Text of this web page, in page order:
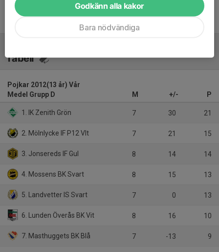
Inget referat skrivet
Tabell
Pojkar 2012(13 år) Vår
Medel Grupp D
M +/- P
1. IK Zenith Grön 7 30 21
2. Mölnlycke IF P12 VIt 7 21 15
3. Jonsereds IF Gul 8 14 14
4. Mossens BK Svart 8 15 13
5. Landvetter IS Svart 7 0 13
6. Lunden Överås BK Vit 8 16 10
7. Masthuggets BK Blå 7 -13 9
Godkänn alla kakor
Bara nödvändiga